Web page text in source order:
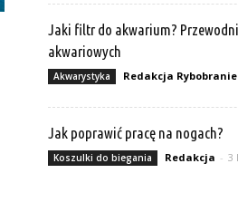
Jaki filtr do akwarium?
akwariowych
Akwarystyka Redakcja
Jak poprawić pracę na nogach?
Koszulki do biegania Redakcja - 3